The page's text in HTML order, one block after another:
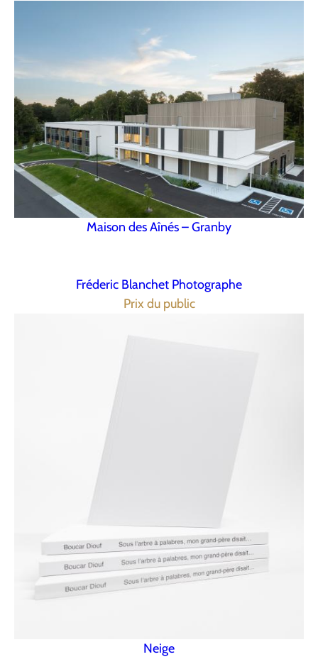
Maison des Aînés – Granby
Fréderic Blanchet Photographe
Prix du public
Neige